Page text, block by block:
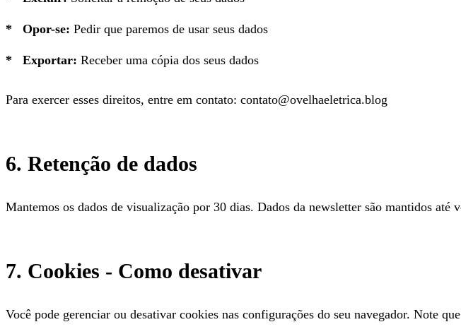
Opor-se: Pedir que paremos de usar seus dados
Exportar: Receber uma cópia dos seus dados
Para exercer esses direitos, entre em contato: contato@ovelhaeletrica.blog
6. Retenção de dados
Mantemos os dados de visualização por 30 dias. Dados da newsletter são mantidos
7. Cookies - Como desativar
Você pode gerenciar ou desativar cookies nas configurações do seu navegador. Note